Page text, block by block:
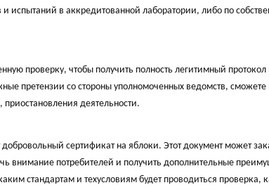
и испытаний в аккредитованной лаборатории, либо по
проверку, чтобы получить полность легитимный
претензии со стороны уполномоченных ведомств,
деятельности.
сертификат на яблоки. Этот документ может
внимание потребителей и получить дополнительные
стандартам и техусловиям будет проводиться проверка,